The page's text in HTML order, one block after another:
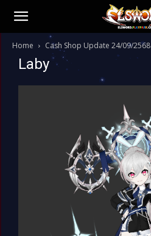
Home Cash Shop Update 24/09/2568
Laby